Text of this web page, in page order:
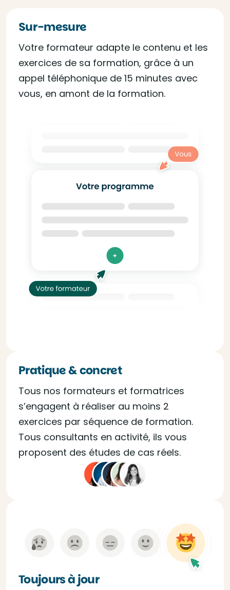
Sur-mesure
Votre formateur adapte le contenu et les
exercices de sa formation, grâce à un
appel téléphonique de 15 minutes avec
vous, en amont de la formation.
Pratique & concret
Tous nos formateurs et formatrices
s’engagent à réaliser au moins 2
exercices par séquence de formation.
Tous consultants en activité, ils vous
proposent des études de cas réels.
Toujours à jour